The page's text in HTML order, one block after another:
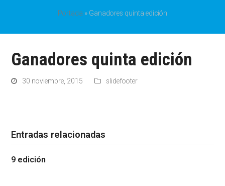
Portada » Ganadores quinta edición
Ganadores quinta edición
30 noviembre, 2015 slidefooter
Entradas relacionadas
9 edición